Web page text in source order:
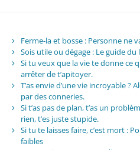
Ferme-la et bosse : Personne ne
Sois utile ou dégage : Le guide
Si tu veux que la vie te donne ce
arrêter de t’apitoyer.
T’as envie d’une vie incroyable ?
par des conneries.
Si t’as pas de plan, t’as un
rien, t’es juste stupide.
Si tu te laisses faire, c’est mort :
faibles